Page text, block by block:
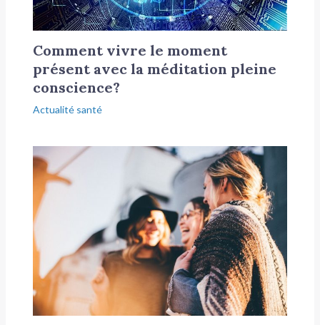
Comment vivre le moment
présent avec la méditation pleine
conscience?
Actualité santé